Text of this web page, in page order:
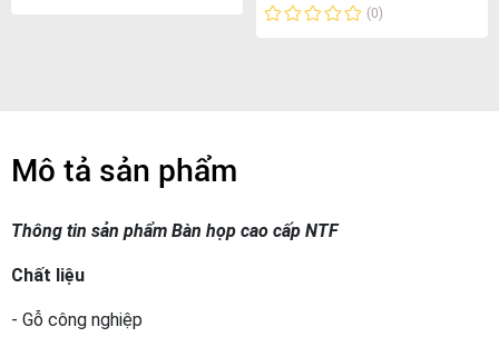
(0)
Mô tả sản phẩm
Thông tin sản phẩm Bàn họp cao cấp NTF
Chất liệu
- Gỗ công nghiệp